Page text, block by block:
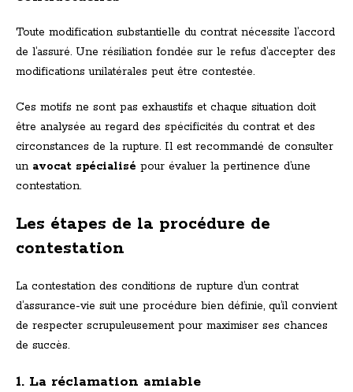
Toute modification substantielle du contrat nécessite l’accord
de l’assuré. Une résiliation fondée sur le refus d’accepter des
modifications unilatérales peut être contestée.
Ces motifs ne sont pas exhaustifs et chaque situation doit
être analysée au regard des spécificités du contrat et des
circonstances de la rupture. Il est recommandé de consulter
un avocat spécialisé pour évaluer la pertinence d’une
contestation.
Les étapes de la procédure de
contestation
La contestation des conditions de rupture d’un contrat
d’assurance-vie suit une procédure bien définie, qu’il convient
de respecter scrupuleusement pour maximiser ses chances
de succès.
1. La réclamation amiable